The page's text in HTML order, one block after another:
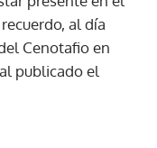
al día
Cenotafio en
publicado el